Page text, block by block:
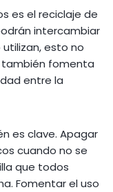
es el reciclaje de
intercambiar
esto no
también fomenta
entre la
es clave. Apagar
cuando no se
que todos
Fomentar el uso